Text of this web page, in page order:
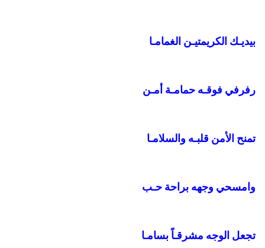
بيديـك الكريمتيـن الغمامـا
رفرفي فوقـه حمامـة أمـن
تمنح الأمن قلبـه والسلامـا
وامسحي وجهه براحة حـب
تجعل الوجه مشرقـاً بسامـا